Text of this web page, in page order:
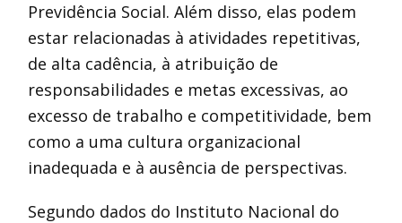
Previdência Social. Além disso, elas podem
estar relacionadas à atividades repetitivas,
de alta cadência, à atribuição de
responsabilidades e metas excessivas, ao
excesso de trabalho e competitividade, bem
como a uma cultura organizacional
inadequada e à ausência de perspectivas.
Segundo dados do Instituto Nacional do